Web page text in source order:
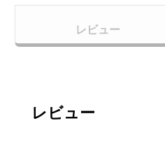
レビュー
レビュー